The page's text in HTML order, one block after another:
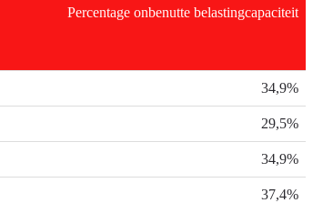
Percentage onbenutte belastingcapaciteit
34,9%
29,5%
34,9%
37,4%